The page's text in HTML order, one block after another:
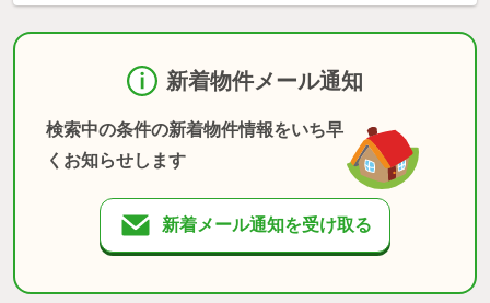
新着物件メール通知
検索中の条件の新着物件情報をいち早
くお知らせします
新着メール通知を受け取る